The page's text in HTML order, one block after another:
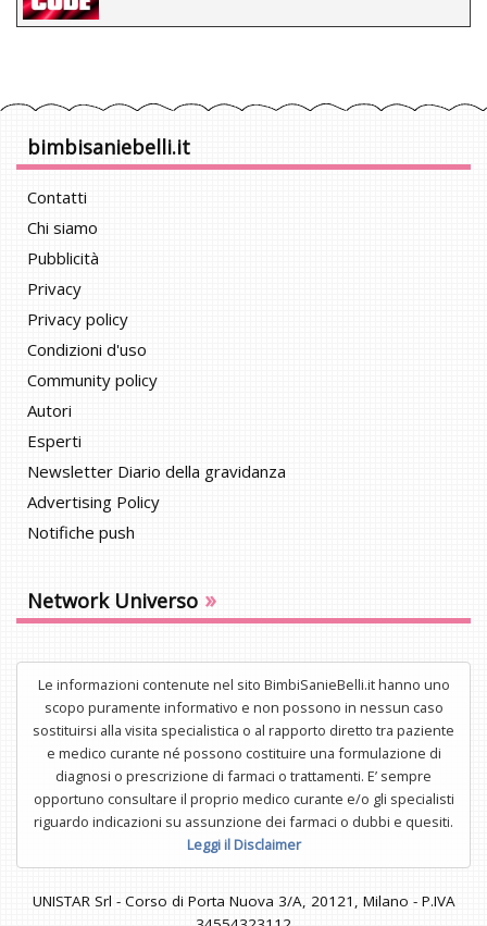
bimbisaniebelli.it
Contatti
Chi siamo
Pubblicità
Privacy
Privacy policy
Condizioni d'uso
Community policy
Autori
Esperti
Newsletter Diario della gravidanza
Advertising Policy
Notifiche push
Network Universo »
Le informazioni contenute nel sito BimbiSanieBelli.it hanno uno
scopo puramente informativo e non possono in nessun caso
sostituirsi alla visita specialistica o al rapporto diretto tra paziente
e medico curante né possono costituire una formulazione di
diagnosi o prescrizione di farmaci o trattamenti. E’ sempre
opportuno consultare il proprio medico curante e/o gli specialisti
riguardo indicazioni su assunzione dei farmaci o dubbi e quesiti.
Leggi il Disclaimer
UNISTAR Srl - Corso di Porta Nuova 3/A, 20121, Milano - P.IVA